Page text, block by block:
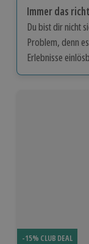
Immer das
Du bist dir nicht
Problem, denn
Erlebnisse
-15% CLUB DEAL